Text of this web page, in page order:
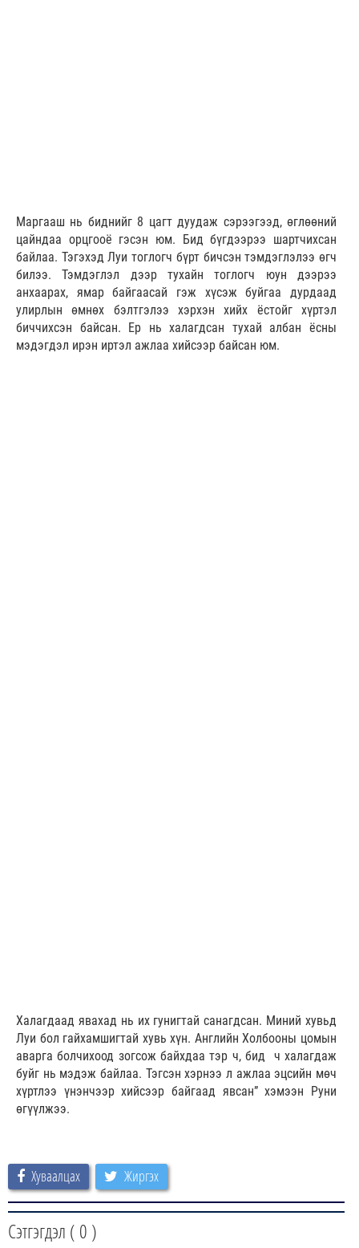
Маргааш нь биднийг 8 цагт дуудаж сэрээгээд, өглөөний
цайндаа орцгооё гэсэн юм. Бид бүгдээрээ шартчихсан
байлаа. Тэгэхэд Луи тоглогч бүрт бичсэн тэмдэглэлээ өгч
билээ. Тэмдэглэл дээр тухайн тоглогч юун дээрээ
анхаарах, ямар байгаасай гэж хүсэж буйгаа дурдаад
улирлын өмнөх бэлтгэлээ хэрхэн хийх ёстойг хүртэл
биччихсэн байсан. Ер нь халагдсан тухай албан ёсны
мэдэгдэл ирэн иртэл ажлаа хийсээр байсан юм.
Халагдаад явахад нь их гунигтай санагдсан. Миний хувьд
Луи бол гайхамшигтай хувь хүн. Английн Холбооны цомын
аварга болчихоод зогсож байхдаа тэр ч, бид ч халагдаж
буйг нь мэдэж байлаа. Тэгсэн хэрнээ л ажлаа эцсийн мөч
хүртлээ үнэнчээр хийсээр байгаад явсан” хэмээн Руни
өгүүлжээ.
Хуваалцах Жиргэх
Сэтгэгдэл ( 0 )